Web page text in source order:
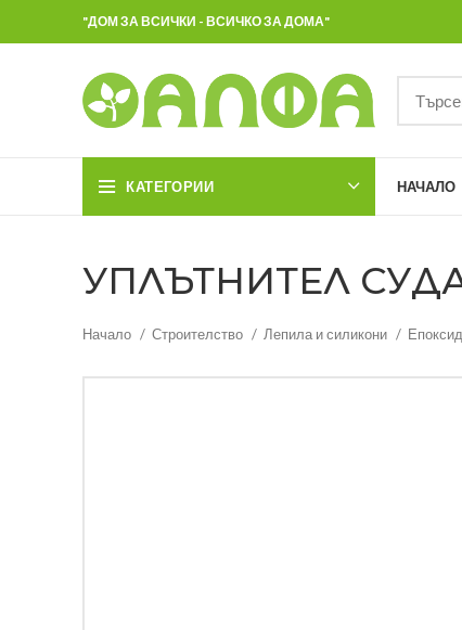
"ДОМ ЗА ВСИЧКИ - ВСИЧКО ЗА ДОМА"
КАТЕГОРИИ НАЧАЛО
УПЛЪТНИТЕЛ
Начало Строителство Лепила и силикони